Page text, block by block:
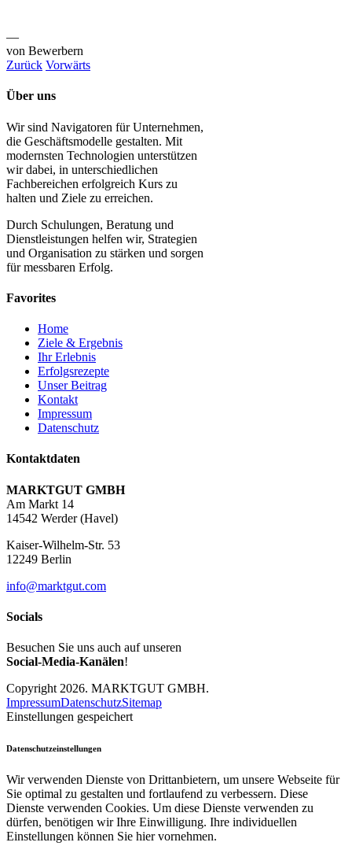
—
von Bewerbern
Zurück Vorwärts
Über uns
Wir sind Navigatoren für Unternehmen,
die Geschäftsmodelle gestalten. Mit
modernsten Technologien unterstützen
wir dabei, in unterschiedlichen
Fachbereichen erfolgreich Kurs zu
halten und Ziele zu erreichen.
Durch Schulungen, Beratung und
Dienstleistungen helfen wir, Strategien
und Organisation zu stärken und sorgen
für messbaren Erfolg.
Favorites
Home
Ziele & Ergebnis
Ihr Erlebnis
Erfolgsrezepte
Unser Beitrag
Kontakt
Impressum
Datenschutz
Kontaktdaten
MARKTGUT GMBH
Am Markt 14
14542 Werder (Havel)
Kaiser-Wilhelm-Str. 53
12249 Berlin
info@marktgut.com
Socials
Besuchen Sie uns auch auf unseren
Social-Media-Kanälen!
Copyright 2026. MARKTGUT GMBH.
ImpressumDatenschutzSitemap
Einstellungen gespeichert
Datenschutzeinstellungen
Wir verwenden Dienste von Drittanbietern, um unsere Webseite für
Sie optimal zu gestalten und fortlaufend zu verbessern. Diese
Dienste verwenden Cookies. Um diese Dienste verwenden zu
dürfen, benötigen wir Ihre Einwilligung. Ihre individuellen
Einstellungen können Sie hier vornehmen.